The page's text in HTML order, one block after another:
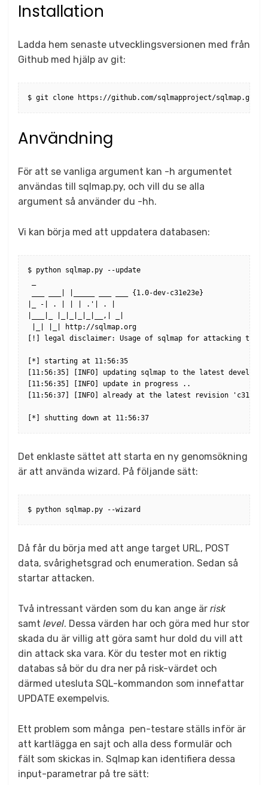
Installation
Ladda hem senaste utvecklingsversionen med från
Github med hjälp av git:
Användning
För att se vanliga argument kan -h argumentet
användas till sqlmap.py, och vill du se alla
argument så använder du -hh.
Vi kan börja med att uppdatera databasen:
$ python sqlmap.py --update
___ ___| |_____ ___ ___ {1.0-dev-c31e23e}
|_ -| . | | | .'| . |
|___|_ |_|_|_|_|__,| _|
|_| |_| http://sqlmap.org
[!] legal disclaimer: Usage of sqlmap for attacking
[*] starting at 11:56:35
[11:56:35] [INFO] updating sqlmap to the latest
[11:56:35] [INFO] update in progress ..
[11:56:37] [INFO] already at the latest revision
[*] shutting down at 11:56:37
Det enklaste sättet att starta en ny genomsökning
är att använda wizard. På följande sätt:
$ python sqlmap.py --wizard
Då får du börja med att ange target URL, POST
data, svårighetsgrad och enumeration. Sedan så
startar attacken.
Två intressant värden som du kan ange är risk
samt level. Dessa värden har och göra med hur stor
skada du är villig att göra samt hur dold du vill att
din attack ska vara. Kör du tester mot en riktig
databas så bör du dra ner på risk-värdet och
därmed utesluta SQL-kommandon som innefattar
UPDATE exempelvis.
Ett problem som många pen-testare ställs inför är
att kartlägga en sajt och alla dess formulär och
fält som skickas in. Sqlmap kan identifiera dessa
input-parametrar på tre sätt: